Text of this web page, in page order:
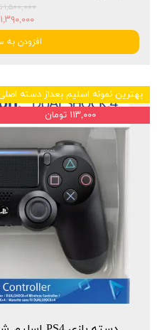
۱,۵۰۰,۰۰۰ تومان
۱,۳۹۰,۰۰۰ تومان
افزودن به
بهترین نمونه اسلیم بعداز دسته
۱۱۳,۰۰۰ تومان